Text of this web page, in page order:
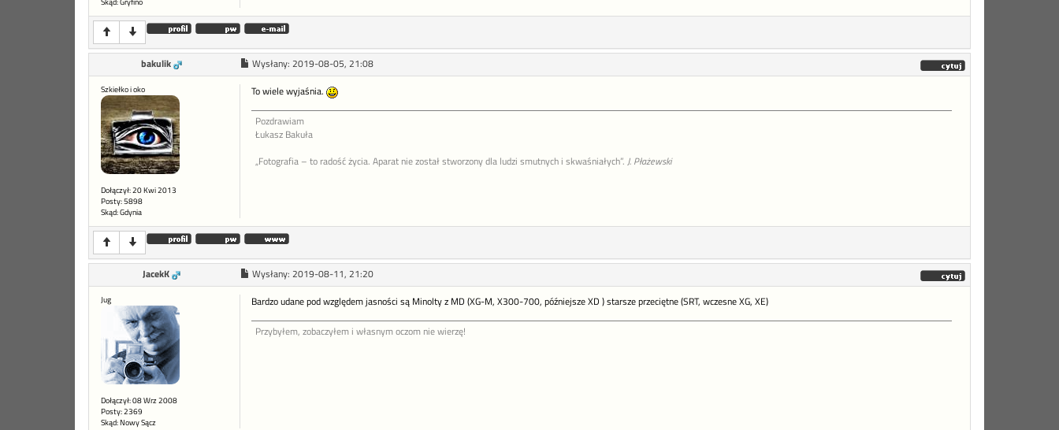
bakulik Wysłany: 2019-08-05, 21:08
Szkiełko i oko
Dołączył: 20 Kwi 2013
Posty: 5898
Skąd: Gdynia
To wiele wyjaśnia.
Pozdrawiam
Łukasz Bakuła
„Fotografia – to radość życia. Aparat nie został stworzony dla ludzi smutnych i skwaśniałych”. J. Płażewski
JacekK Wysłany: 2019-08-11, 21:20
Jug
Dołączył: 08 Wrz 2008
Posty: 2369
Skąd: Nowy Sącz
Bardzo udane pod względem jasności są Minolty z MD (XG-M, X300-700, późniejsze XD ) starsze przeciętne (SRT, wczesne XG, XE)
Przybyłem, zobaczyłem i własnym oczom nie wierzę!